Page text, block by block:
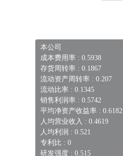
本公司
成本费用率 : 0.5938
存货周转率 : 0.1867
流动资产周转率 : 0.207
流动比率 : 0.1345
销售利润率 : 0.5742
平均净资产收益率 : 0.6182
人均营业收入 : 0.4619
人均利润 : 0.521
专利比 : 0
研发强度 : 0.515